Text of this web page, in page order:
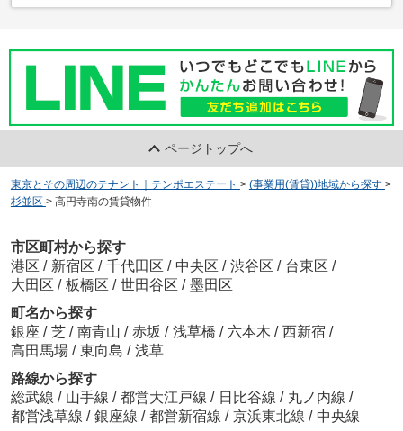
ページトップへ
東京とその周辺のテナント｜テンポエステート > (事業用(賃貸))地域から探す >
杉並区 > 高円寺南の賃貸物件
市区町村から探す
港区 / 新宿区 / 千代田区 / 中央区 / 渋谷区 / 台東区 /
大田区 / 板橋区 / 世田谷区 / 墨田区
町名から探す
銀座 / 芝 / 南青山 / 赤坂 / 浅草橋 / 六本木 / 西新宿 /
高田馬場 / 東向島 / 浅草
路線から探す
総武線 / 山手線 / 都営大江戸線 / 日比谷線 / 丸ノ内線 /
都営浅草線 / 銀座線 / 都営新宿線 / 京浜東北線 / 中央線